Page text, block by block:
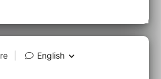
et accessible, la musique
codes et des barrières.
dans le jazz et
survolté emmené par le